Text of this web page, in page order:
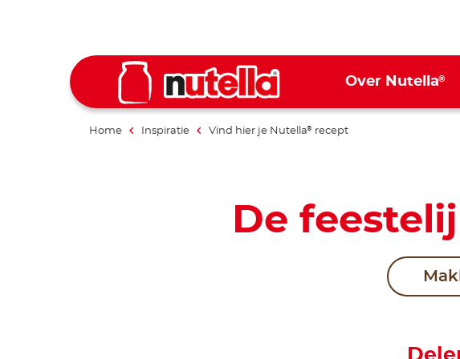
Over Nutella®
Home Inspiratie Vind hier je Nutella® recept
De